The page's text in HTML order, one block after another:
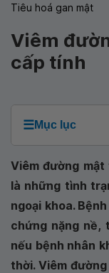
Tiêu hoá gan mật
Viêm
cấp tính
☰Mục lục
Viêm đường
là những tình
ngoại khoa.
chứng nặng nề,
nếu bệnh nhân
thời. Viêm